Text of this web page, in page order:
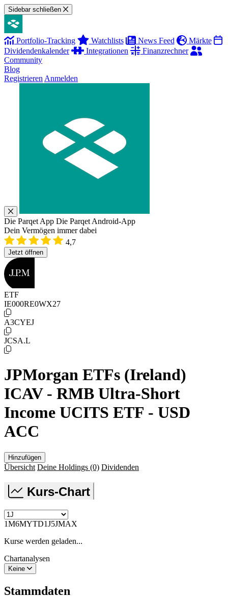
Sidebar schließen
Portfolio-Tracking Watchlists News Feed
Märkte
Dividendenkalender
Integrationen
Finanzrechner
Community
Blog
Registrieren Anmelden
Die Parqet App Die Parqet Android-App
Dein Vermögen immer dabei
4,7
Jetzt öffnen
ETF
IE000RE0WX27
A3CYEJ
JCSA.L
JPMorgan ETFs (Ireland)
ICAV - RMB Ultra-Short
Income UCITS ETF - USD
ACC
Hinzufügen
Übersicht Deine Holdings (0) Dividenden
Kurs-Chart
1M6MYTD1J5JMAX
Kurse werden geladen...
Chartanalysen
Keine
Stammdaten